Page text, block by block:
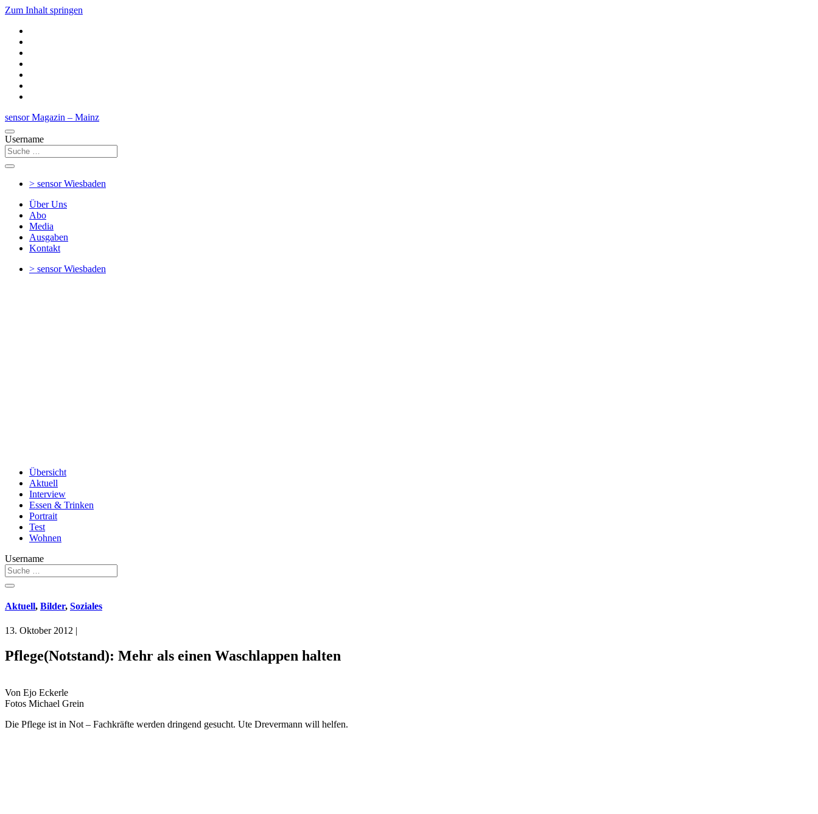
Zum Inhalt springen
sensor Magazin – Mainz
Username
> sensorWiesbaden
Über Uns
Abo
Media
Ausgaben
Kontakt
> sensorWiesbaden
Übersicht
Aktuell
Interview
Essen & Trinken
Portrait
Test
Wohnen
Username
Aktuell, Bilder, Soziales
13. Oktober 2012 |
Pflege(Notstand): Mehr als einen Waschlappen halten
Von Ejo Eckerle
Fotos Michael Grein
Die Pflege ist in Not – Fachkräfte werden dringend gesucht. Ute Drevermann will helfen.